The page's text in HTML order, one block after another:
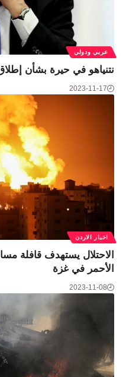
عربي ودولي
نتنياهو في حيرة بشأن
2023-11-17
اخبار الاردن
الاحتلال يستهدف قافلة
الأحمر في غزة
2023-11-08